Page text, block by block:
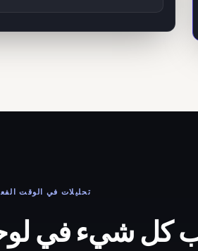
تحليلات في الوقت
كل شيء في